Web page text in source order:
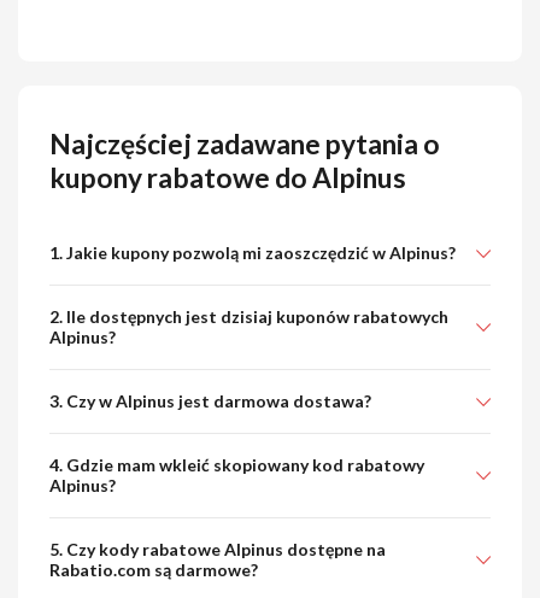
Najczęściej zadawane pytania o
kupony rabatowe do Alpinus
1. Jakie kupony pozwolą mi zaoszczędzić w Alpinus?
2. Ile dostępnych jest dzisiaj kuponów rabatowych
Alpinus?
3. Czy w Alpinus jest darmowa dostawa?
4. Gdzie mam wkleić skopiowany kod rabatowy
Alpinus?
5. Czy kody rabatowe Alpinus dostępne na
Rabatio.com są darmowe?